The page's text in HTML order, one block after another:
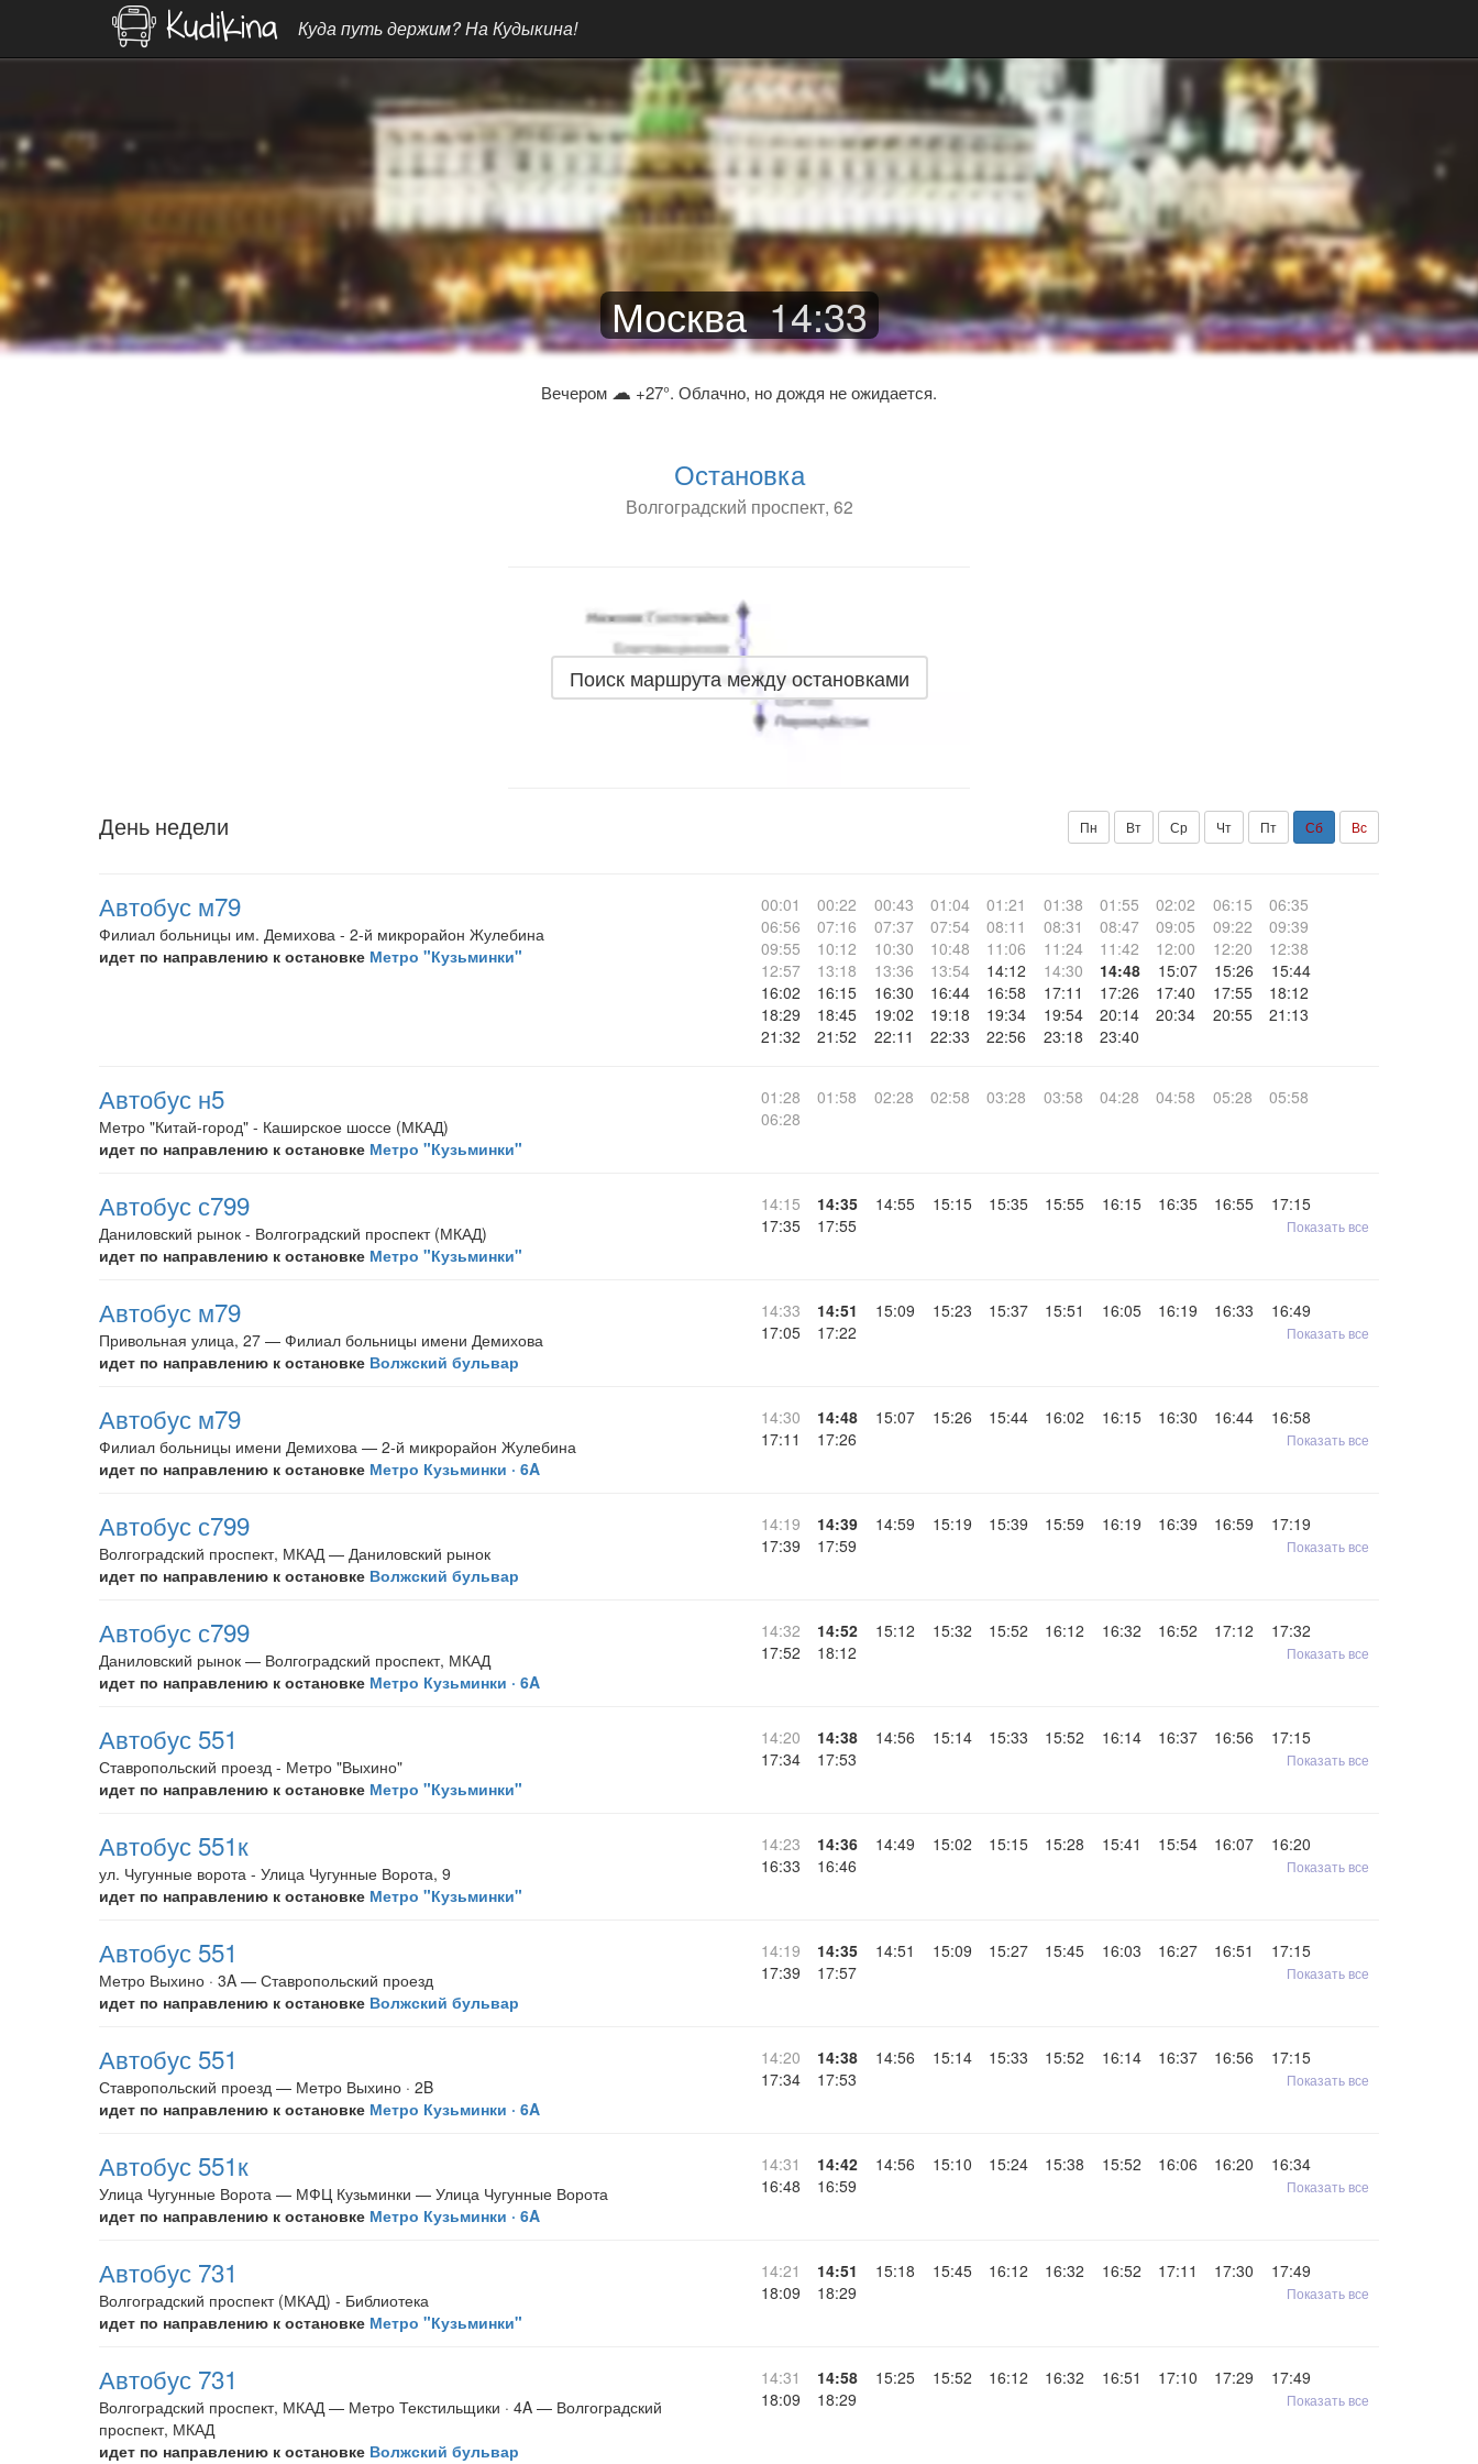
Куда путь держим? На Кудыкина!
Москва 14:33
Вечером ☁ +27°. Облачно, но дождя не ожидается.
Остановка
Волгоградский проспект, 62
Поиск маршрута между остановками
День недели Пн Вт Ср Чт Пт Сб Вс
Автобус м79
Филиал больницы им. Демихова - 2-й микрорайон Жулебина
идет по направлению к остановке Метро "Кузьминки"
00:01 00:22 00:43 01:04 01:21 01:38 01:55 02:02 06:15
06:35
06:56
07:16 07:37 07:54 08:11 08:31 08:47 09:05 09:22
09:39
09:55
10:12 10:30 10:48 11:06 11:24 11:42 12:00 12:20
12:38
12:57
13:18 13:36 13:54 14:12 14:30 14:48 15:07 15:26
15:44
16:02
16:15 16:30 16:44 16:58 17:11 17:26 17:40 17:55
18:12
18:29
18:45 19:02 19:18 19:34 19:54 20:14 20:34 20:55
21:13
21:32
21:52 22:11 22:33 22:56 23:18 23:40
Автобус н5
Метро "Китай-город" - Каширское шоссе (МКАД)
идет по направлению к остановке Метро "Кузьминки"
01:28 01:58 02:28 02:58 03:28 03:58 04:28 04:58 05:28
05:58
06:28
Автобус с799
Даниловский рынок - Волгоградский проспект (МКАД)
идет по направлению к остановке Метро "Кузьминки"
14:15 14:35 14:55 15:15 15:35 15:55 16:15 16:35 16:55
17:15
17:35
17:55 Показать все
Автобус м79
Привольная улица, 27 — Филиал больницы имени Демихова
идет по направлению к остановке Волжский бульвар
14:33 14:51 15:09 15:23 15:37 15:51 16:05 16:19 16:33
16:49
17:05
17:22 Показать все
Автобус м79
Филиал больницы имени Демихова — 2-й микрорайон Жулебина
идет по направлению к остановке Метро Кузьминки · 6A
14:30 14:48 15:07 15:26 15:44 16:02 16:15 16:30 16:44
16:58
17:11
17:26 Показать все
Автобус с799
Волгоградский проспект, МКАД — Даниловский рынок
идет по направлению к остановке Волжский бульвар
14:19 14:39 14:59 15:19 15:39 15:59 16:19 16:39 16:59
17:19
17:39
17:59 Показать все
Автобус с799
Даниловский рынок — Волгоградский проспект, МКАД
идет по направлению к остановке Метро Кузьминки · 6A
14:32 14:52 15:12 15:32 15:52 16:12 16:32 16:52 17:12
17:32
17:52
18:12 Показать все
Автобус 551
Ставропольский проезд - Метро "Выхино"
идет по направлению к остановке Метро "Кузьминки"
14:20 14:38 14:56 15:14 15:33 15:52 16:14 16:37 16:56
17:15
17:34
17:53 Показать все
Автобус 551к
ул. Чугунные ворота - Улица Чугунные Ворота, 9
идет по направлению к остановке Метро "Кузьминки"
14:23 14:36 14:49 15:02 15:15 15:28 15:41 15:54 16:07
16:20
16:33
16:46 Показать все
Автобус 551
Метро Выхино · 3A — Ставропольский проезд
идет по направлению к остановке Волжский бульвар
14:19 14:35 14:51 15:09 15:27 15:45 16:03 16:27 16:51
17:15
17:39
17:57 Показать все
Автобус 551
Ставропольский проезд — Метро Выхино · 2B
идет по направлению к остановке Метро Кузьминки · 6A
14:20 14:38 14:56 15:14 15:33 15:52 16:14 16:37 16:56
17:15
17:34
17:53 Показать все
Автобус 551к
Улица Чугунные Ворота — МФЦ Кузьминки — Улица Чугунные Ворота
идет по направлению к остановке Метро Кузьминки · 6A
14:31 14:42 14:56 15:10 15:24 15:38 15:52 16:06 16:20
16:34
16:48
16:59 Показать все
Автобус 731
Волгоградский проспект (МКАД) - Библиотека
идет по направлению к остановке Метро "Кузьминки"
14:21 14:51 15:18 15:45 16:12 16:32 16:52 17:11 17:30
17:49
18:09
18:29 Показать все
Автобус 731
Волгоградский проспект, МКАД — Метро Текстильщики · 4A — Волгоградский
проспект, МКАД
идет по направлению к остановке Волжский бульвар
14:31 14:58 15:25 15:52 16:12 16:32 16:51 17:10 17:29
17:49
18:09
18:29 Показать все